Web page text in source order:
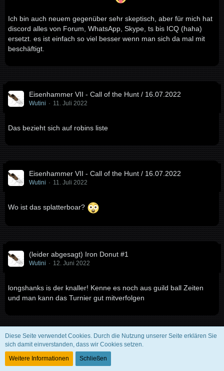
Ich bin auch neuem gegenüber sehr skeptisch, aber für mich hat
discord alles von Forum, WhatsApp, Skype, ts bis ICQ (haha)
ersetzt. es ist einfach so viel besser wenn man sich da mal mit
beschäftigt.
Eisenhammer VII - Call of the Hunt / 16.07.2022
Wutini 11. Juli 2022
Das bezieht sich auf robins liste
Eisenhammer VII - Call of the Hunt / 16.07.2022
Wutini 11. Juli 2022
Wo ist das splatterboar?
(leider abgesagt) Iron Donut #1
Wutini 12. Juni 2022
longshanks is der knaller! Kenne es noch aus guild ball Zeiten
und man kann das Turnier gut mitverfolgen
Platzieren von Gelände durch Theme Bonus
Wutini 10. Juni 2022
Diese Seite verwendet Cookies. Durch die Nutzung unserer Seite erklären Sie
sich damit einverstanden, dass wir Cookies setzen.
Weitere Informationen
Schließen